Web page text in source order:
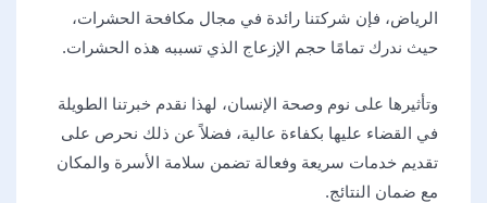
الرياض، فإن شركتنا رائدة في مجال مكافحة الحشرات،
حيث ندرك تمامًا حجم الإزعاج الذي تسببه هذه الحشرات.
وتأثيرها على نوم وصحة الإنسان، لهذا نقدم خبرتنا الطويلة
في القضاء عليها بكفاءة عالية، فضلاً عن ذلك نحرص على
تقديم خدمات سريعة وفعالة تضمن سلامة الأسرة والمكان
مع ضمان النتائج.